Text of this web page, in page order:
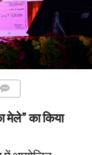
का किया